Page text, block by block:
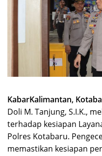
KabarKalimantan,
Doli M. Tanjung, S.I.K.,
terhadap kesiapan
Polres Kotabaru.
memastikan kesiapan